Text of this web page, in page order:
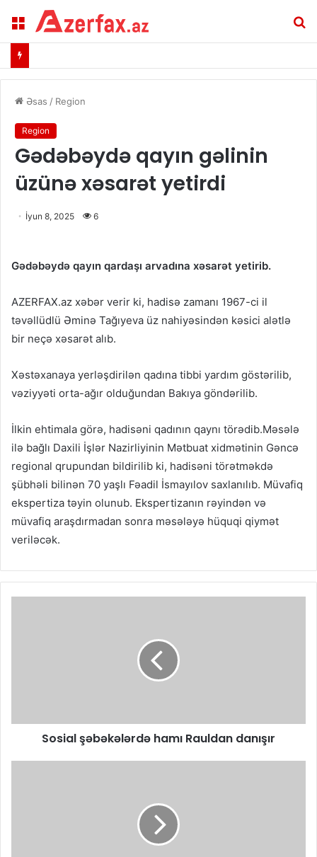
Menu
Əsas / Region
Region
Gədəbəydə qayın gəlinin
üzünə xəsarət yetirdi
İyun 8, 2025 6
Gədəbəydə qayın qardaşı arvadına xəsarət yetirib.
AZERFAX.az xəbər verir ki, hadisə zamanı 1967-ci il
təvəllüdlü Əminə Tağıyeva üz nahiyəsindən kəsici alətlə
bir neçə xəsarət alıb.
Xəstəxanaya yerləşdirilən qadına tibbi yardım göstərilib,
vəziyyəti orta-ağır olduğundan Bakıya göndərilib.
İlkin ehtimala görə, hadisəni qadının qaynı törədib.Məsələ
ilə bağlı Daxili İşlər Nazirliyinin Mətbuat xidmətinin Gəncə
regional qrupundan bildirilib ki, hadisəni törətməkdə
şübhəli bilinən 70 yaşlı Fəadil İsmayılov saxlanılıb. Müvafiq
ekspertiza təyin olunub. Ekspertizanın rəyindən və
müvafiq araşdırmadan sonra məsələyə hüquqi qiymət
veriləcək.
Sosial şəbəkələrdə hamı Rauldan danışır